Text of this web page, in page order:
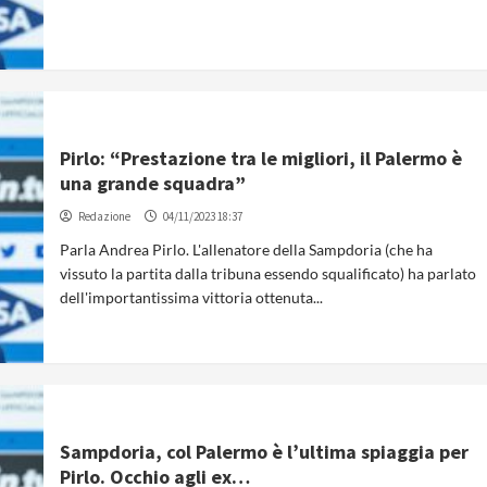
Pirlo: “Prestazione tra le migliori, il Palermo è
una grande squadra”
Redazione 04/11/2023 18:37
Parla Andrea Pirlo. L'allenatore della Sampdoria (che ha
vissuto la partita dalla tribuna essendo squalificato) ha parlato
dell'importantissima vittoria ottenuta...
Sampdoria, col Palermo è l’ultima spiaggia per
Pirlo. Occhio agli ex…